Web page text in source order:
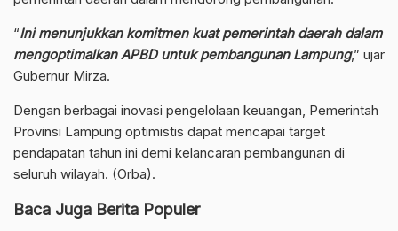
“Ini menunjukkan komitmen kuat pemerintah daerah dalam
mengoptimalkan APBD untuk pembangunan Lampung,” ujar
Gubernur Mirza.
Dengan berbagai inovasi pengelolaan keuangan, Pemerintah
Provinsi Lampung optimistis dapat mencapai target
pendapatan tahun ini demi kelancaran pembangunan di
seluruh wilayah. (Orba).
Baca Juga Berita Populer